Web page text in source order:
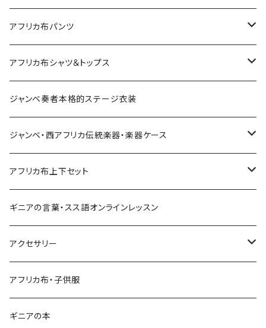
petit carré
Pochette
Sacoche
アフリカ布パンツ
レディースパンツ
Pantalon Gaucho
Pantalon bermuda
ワイドパンツ♡ロング
男女兼用パンツ
アフリカ布シャツ＆トップス
男女兼用シャツ
レディーストップス
ジャンベ奏者本格的ステージ衣装
ジャンベ・西アフリカ伝統楽器・楽器ケース
ジャンベ
ジャンベケース
ドゥンドゥン ベル
アフリカ布上下セット
男女兼用シャツ＆パンツセット
ギニアの言葉・スス語オンラインレッスン
アクセサリー
キーホルダー
ネックレス
アフリカ布・子供服
ギニアの本